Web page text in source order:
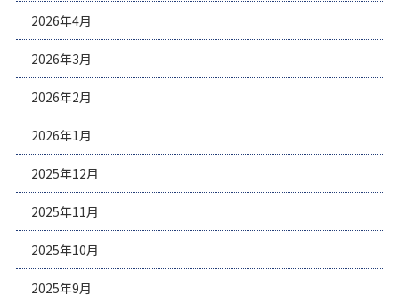
2026年4月
2026年3月
2026年2月
2026年1月
2025年12月
2025年11月
2025年10月
2025年9月